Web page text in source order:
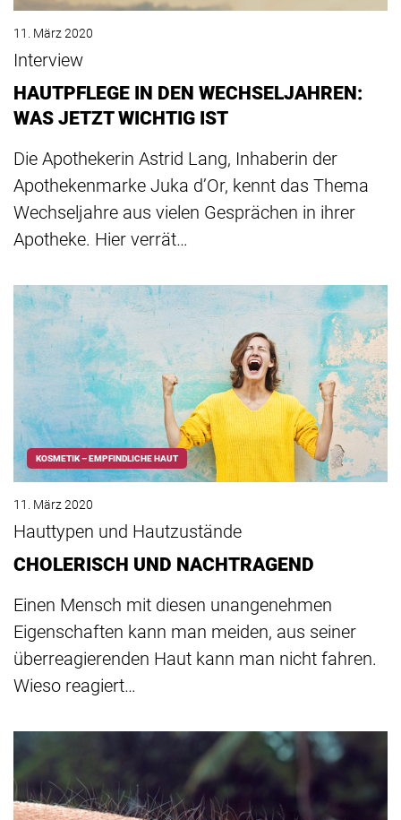
11. März 2020
Interview
HAUTPFLEGE IN DEN WECHSELJAHREN:
WAS JETZT WICHTIG IST
Die Apothekerin Astrid Lang, Inhaberin der
Apothekenmarke Juka d’Or, kennt das Thema
Wechseljahre aus vielen Gesprächen in ihrer
Apotheke. Hier verrät…
KOSMETIK – EMPFINDLICHE HAUT
11. März 2020
Hauttypen und Hautzustände
CHOLERISCH UND NACHTRAGEND
Einen Mensch mit diesen unangenehmen
Eigenschaften kann man meiden, aus seiner
überreagierenden Haut kann man nicht fahren.
Wieso reagiert…